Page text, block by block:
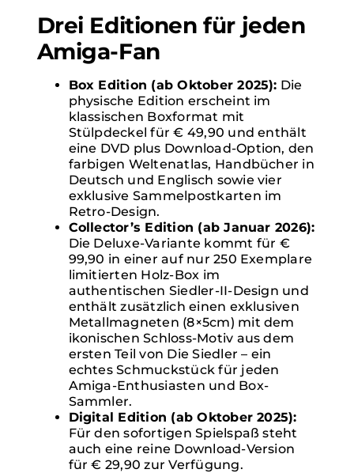
Drei Editionen für jeden
Amiga-Fan
Box Edition (ab Oktober 2025): Die
physische Edition erscheint im
klassischen Boxformat mit
Stülpdeckel für € 49,90 und enthält
eine DVD plus Download-Option, den
farbigen Weltenatlas, Handbücher in
Deutsch und Englisch sowie vier
exklusive Sammelpostkarten im
Retro-Design.
Collector’s Edition (ab Januar 2026):
Die Deluxe-Variante kommt für €
99,90 in einer auf nur 250 Exemplare
limitierten Holz-Box im
authentischen Siedler-II-Design und
enthält zusätzlich einen exklusiven
Metallmagneten (8×5cm) mit dem
ikonischen Schloss-Motiv aus dem
ersten Teil von Die Siedler – ein
echtes Schmuckstück für jeden
Amiga-Enthusiasten und Box-
Sammler.
Digital Edition (ab Oktober 2025):
Für den sofortigen Spielspaß steht
auch eine reine Download-Version
für € 29,90 zur Verfügung.